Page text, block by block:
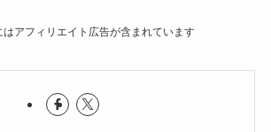
はアフィリエイト広告が含まれています